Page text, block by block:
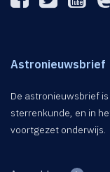
Astronieuwsbrief
De astronieuwsbrief
sterrenkunde, en in
voortgezet onderwijs.